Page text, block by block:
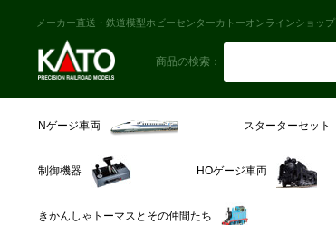
メーカー直送・鉄道模型ホビーセンターカトーオンラインショップ
商品の検索：
Nゲージ車両 スターターセット
制御機器 HOゲージ車両
きかんしゃトーマスとその仲間たち